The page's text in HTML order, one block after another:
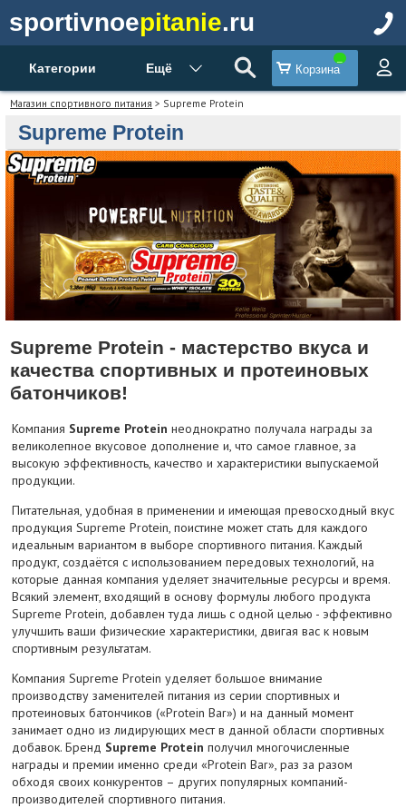
sportivnoepitanie.ru
Категории Ещё Корзина
Магазин спортивного питания > Supreme Protein
Supreme Protein
Supreme Protein - мастерство вкуса и
качества спортивных и протеиновых
батончиков!
Компания Supreme Protein неоднократно получала награды за
великолепное вкусовое дополнение и, что самое главное, за
высокую эффективность, качество и характеристики выпускаемой
продукции.
Питательная, удобная в применении и имеющая превосходный вкус
продукция Supreme Protein, поистине может стать для каждого
идеальным вариантом в выборе спортивного питания. Каждый
продукт, создаётся с использованием передовых технологий, на
которые данная компания уделяет значительные ресурсы и время.
Всякий элемент, входящий в основу формулы любого продукта
Supreme Protein, добавлен туда лишь с одной целью - эффективно
улучшить ваши физические характеристики, двигая вас к новым
спортивным результатам.
Компания Supreme Protein уделяет большое внимание
производству заменителей питания из серии спортивных и
протеиновых батончиков («Protein Bar») и на данный момент
занимает одно из лидирующих мест в данной области спортивных
добавок. Бренд Supreme Protein получил многочисленные
награды и премии именно среди «Protein Bar», раз за разом
обходя своих конкурентов – других популярных компаний-
производителей спортивного питания.